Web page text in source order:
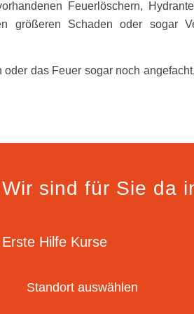
Feuerlöschern,
größeren Schaden oder sogar
das Feuer sogar noch
Wir sind für Sie da
Erste Hilfe Kurse
Standort auswählen